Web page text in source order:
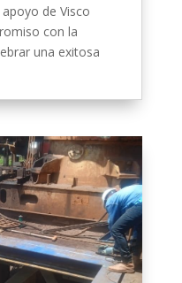
de Visco
con la
una exitosa